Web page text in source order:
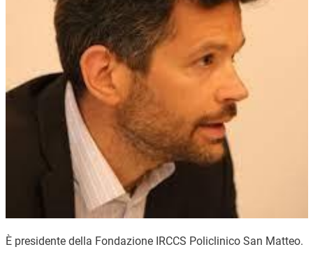
È presidente della Fondazione IRCCS Policlinico San Matteo.